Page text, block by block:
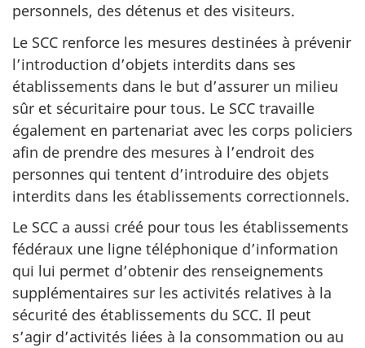
personnels, des détenus et des visiteurs.
Le SCC renforce les mesures destinées à prévenir
l’introduction d’objets interdits dans ses
établissements dans le but d’assurer un milieu
sûr et sécuritaire pour tous. Le SCC travaille
également en partenariat avec les corps policiers
afin de prendre des mesures à l’endroit des
personnes qui tentent d’introduire des objets
interdits dans les établissements correctionnels.
Le SCC a aussi créé pour tous les établissements
fédéraux une ligne téléphonique d’information
qui lui permet d’obtenir des renseignements
supplémentaires sur les activités relatives à la
sécurité des établissements du SCC. Il peut
s’agir d’activités liées à la consommation ou au